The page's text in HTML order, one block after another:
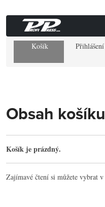
Košík Přihlášení
Obsah košíku
Košík je prázdný.
Zajímavé čtení si můžete vybrat v